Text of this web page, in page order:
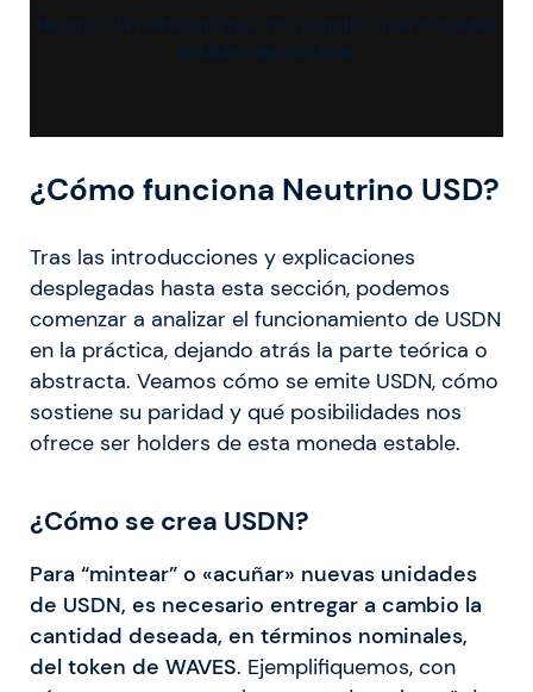
Neutrino, la plataforma que nos permite crear monedas
estables algortímicas
¿Cómo funciona Neutrino USD?
Tras las introducciones y explicaciones
desplegadas hasta esta sección, podemos
comenzar a analizar el funcionamiento de USDN
en la práctica, dejando atrás la parte teórica o
abstracta. Veamos cómo se emite USDN, cómo
sostiene su paridad y qué posibilidades nos
ofrece ser holders de esta moneda estable.
¿Cómo se crea USDN?
Para “mintear” o «acuñar» nuevas unidades
de USDN, es necesario entregar a cambio la
cantidad deseada, en términos nominales,
del token de WAVES. Ejemplifiquemos, con